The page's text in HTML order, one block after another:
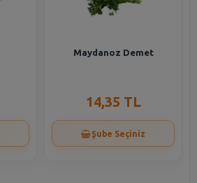
Maydanoz Demet
14,35 TL
Şube Seçiniz